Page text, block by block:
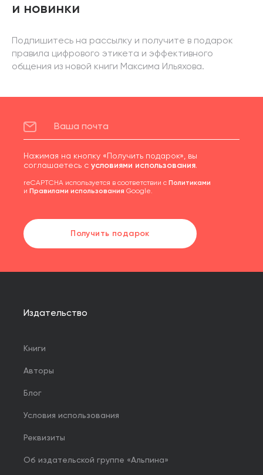
и новинки
Подпишитесь на рассылку и получите в подарок
правила цифрового этикета и эффективного
общения из новой книги Максима Ильяхова.
Нажимая на кнопку «Получить подарок», вы
соглашаетесь с условиями использования.
reCAPTCHA используется в соответствии с Политиками
и Правилами использования Google.
Получить подарок
Издательство
Книги
Авторы
Блог
Условия использования
Реквизиты
Об издательской группе «Альпина»